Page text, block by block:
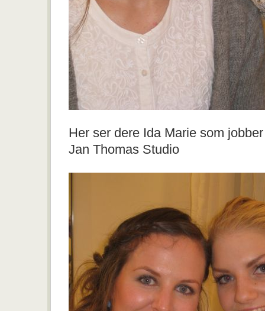
Her ser dere Ida Marie som
Jan Thomas Studio